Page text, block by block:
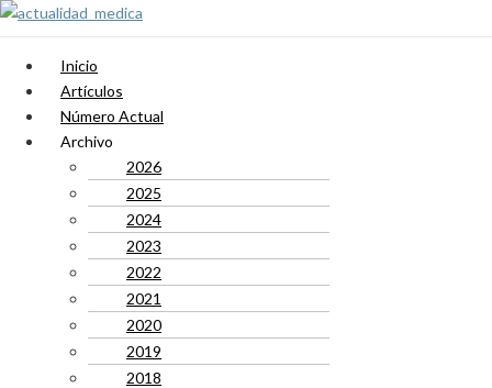
Inicio
Artículos
Número Actual
Archivo
2026
2025
2024
2023
2022
2021
2020
2019
2018